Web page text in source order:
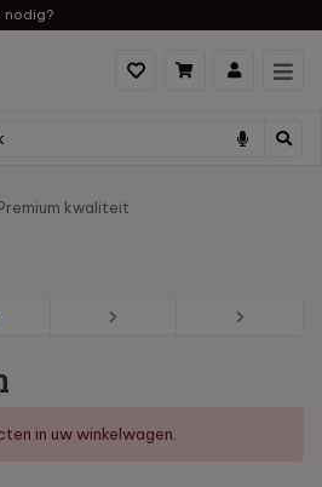
nodig?
kwaliteit
in uw winkelwagen.